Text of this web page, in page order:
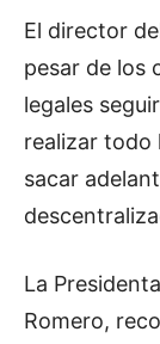
El director
pesar de los
legales
realizar todo
sacar
La
Romero,